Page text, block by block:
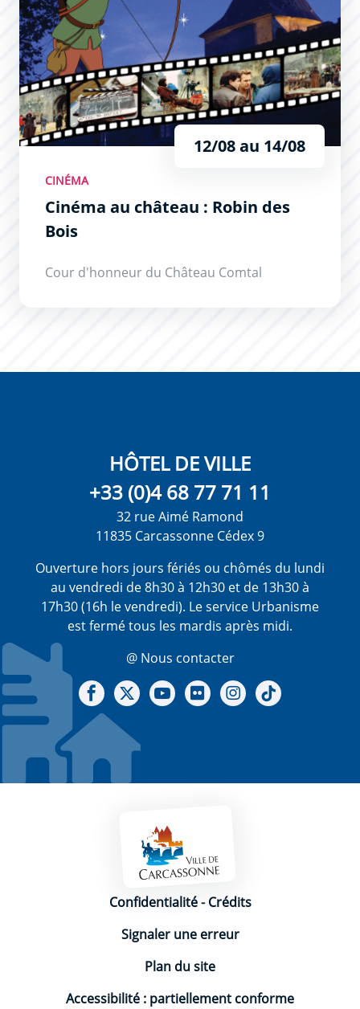
12/08 au 14/08
CINÉMA
Cinéma au château : Robin des
Bois
Cour d'honneur du Château Comtal
HÔTEL DE VILLE
+33 (0)4 68 77 71 11
32 rue Aimé Ramond
11835 Carcassonne Cédex 9
Ouverture hors jours fériés ou chômés du lundi
au vendredi de 8h30 à 12h30 et de 13h30 à
17h30 (16h le vendredi). Le service Urbanisme
est fermé tous les mardis après midi.
@ Nous contacter
Notre Facebook
Notre X - (twitter)
Notre chaine Youtube
Notre Gallerie sur Flickr
Notre Instagram
Mentions légales
Confidentialité-Crédits
Signaler une erreur
Plan du site
Accessibilité : partiellement conforme